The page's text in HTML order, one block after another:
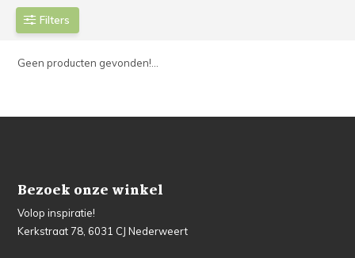
Filters
Geen producten gevonden!...
Bezoek onze winkel
Volop inspiratie!
Kerkstraat 78, 6031 CJ Nederweert